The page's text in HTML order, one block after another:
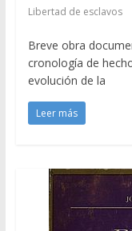
Libertad de esclavos
Breve obra
cronología de
evolución de la
Leer más